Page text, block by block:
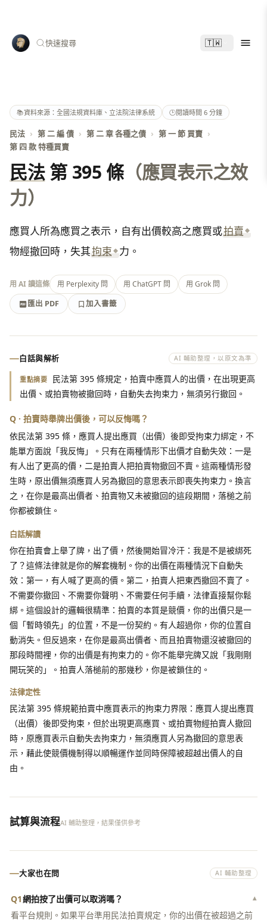
快速搜尋 🇹🇼
📚資料來源：全國法規資料庫、立法院法律系統 🕑閱讀時間 6 分鐘
民法 › 第 二 編 債 › 第 二 章 各種之債 › 第 一 節 買賣 ›
第 四 款 特種買賣
民法第 395 條（應買表示之效
力）
應買人所為應買之表示，自有出價較高之應買或拍賣
物經撤回時，失其拘束 力。
用 AI 讀這條 用 Perplexity 問 用 ChatGPT 問
用 Grok 問
匯出 PDF
加入書籤
匯出 PDF
加入書籤
白話與解析 AI 輔助整理，以原文為準
重點摘要
民法第 395 條規定，拍賣中應買人的出價，在出現更高
出價、或拍賣物被撤回時，自動失去拘束力，無須另行撤回。
Q · 拍賣時舉牌出價後，可以反悔嗎？
依民法第 395 條，應買人提出應買（出價）後即受拘束力綁定，不
能單方面說「我反悔」。只有在兩種情形下出價才自動失效：一是
有人出了更高的價，二是拍賣人把拍賣物撤回不賣。這兩種情形發
生時，原出價無須應買人另為撤回的意思表示即喪失拘束力。換言
之，在你是最高出價者、拍賣物又未被撤回的這段期間，落槌之前
你都被鎖住。
白話解讀
你在拍賣會上舉了牌，出了價，然後開始冒冷汗：我是不是被綁死
了？這條法律就是你的解套機制。你的出價在兩種情況下自動失
效：第一，有人喊了更高的價。第二，拍賣人把東西撤回不賣了。
不需要你撤回、不需要你聲明、不需要任何手續，法律直接幫你鬆
綁。這個設計的邏輯很精準：拍賣的本質是競價，你的出價只是一
個「暫時領先」的位置，不是一份契約。有人超過你，你的位置自
動消失。但反過來，在你是最高出價者、而且拍賣物還沒被撤回的
那段時間裡，你的出價是有拘束力的。你不能舉完牌又說「我剛剛
開玩笑的」。拍賣人落槌前的那幾秒，你是被鎖住的。
法律定性
民法第 395 條規範拍賣中應買表示的拘束力界限：應買人提出應買
（出價）後即受拘束，但於出現更高應買、或拍賣物經拍賣人撤回
時，原應買表示自動失去拘束力，無須應買人另為撤回的意思表
示，藉此使競價機制得以順暢運作並同時保障被超越出價人的自
由。
試算與流程AI 輔助整理，結果僅供參考
大家也在問 AI 輔助整理
Q1網拍按了出價可以取消嗎？ ▾
看平台規則。如果平台準用民法拍賣規定，你的出價在被超過之前